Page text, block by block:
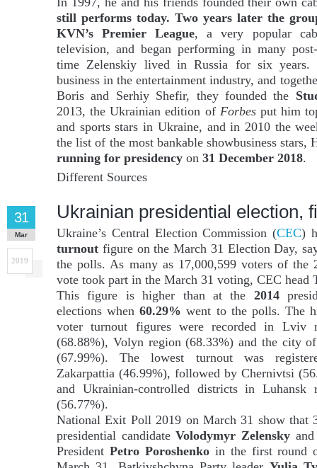
still performs today. Two years later the
KVN’s Premier League, a very popular
television, and began performing in many
time Zelenskiy lived in Russia for six years.
business in the entertainment industry, and
Boris and Serhiy Shefir, they founded the
2013, the Ukrainian edition of Forbesput him
and sports stars in Ukraine, and in 2010 the
the list of the most bankable showbusiness stars,
running for presidency on 31 December 2018.
Different Sources
Ukrainian presidential election,
31
Mar
2019
Ukraine’s Central Election Commission (CEC)
turnout figure on the March 31 Election Day,
the polls. As many as 17,000,599 voters of the
vote took part in the March 31 voting, CEC head
This figure is higher than at the 2014
elections when60.29% went to the polls. The
voter turnout figures were recorded in Lviv
(68.88%), Volyn region (68.33%) and the city
(67.99%). The lowest turnout was
Zakarpattia (46.99%), followed by Chernivtsi
and Ukrainian-controlled districts in Luhansk
(56.77%).
National Exit Poll 2019 on March 31 show that
presidential candidateVolodymyr Zelensky
President Petro Poroshenkoin the first round